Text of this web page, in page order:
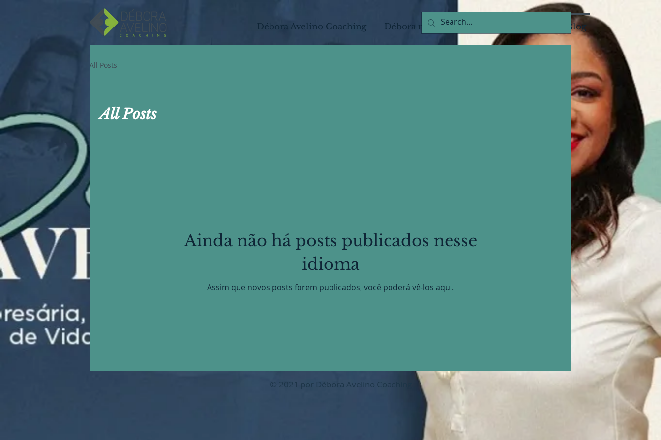
Débora Avelino Coaching Débora na Mídia Blog
All Posts
All Posts
Ainda não há posts publicados nesse
idioma
Assim que novos posts forem publicados, você poderá vê-los aqui.
© 2021 por Débora Avelino Coaching